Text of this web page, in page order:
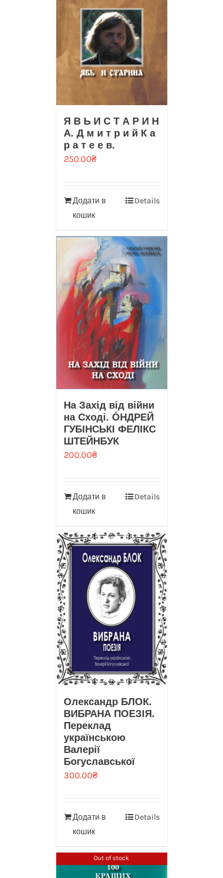
Я В Ь И С Т А Р И Н
А. Д м и т р и й К а
р а т е е в.
250.00₴
Додати в
кошик
Details
На Захід від війни
на Сході. О́НДРЕЙ
ГУБІНСЬКІ ФЕЛІКС
ШТЕЙНБУК
200.00₴
Додати в
кошик
Details
Олександр БЛОК.
ВИБРАНА ПОЕЗІЯ.
Переклад
українською
Валерії
Богуславської
300.00₴
Додати в
кошик
Details
Out of stock